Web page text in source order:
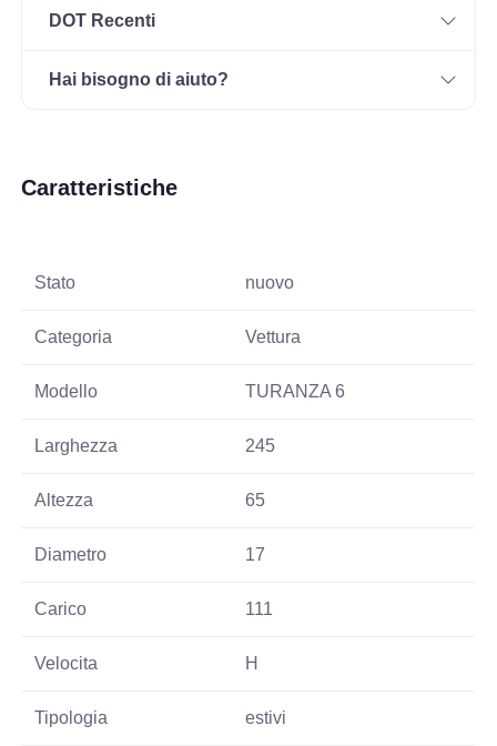
DOT Recenti
Hai bisogno di aiuto?
Caratteristiche
Stato nuovo
Categoria Vettura
Modello TURANZA 6
Larghezza 245
Altezza 65
Diametro 17
Carico 111
Velocita H
Tipologia estivi